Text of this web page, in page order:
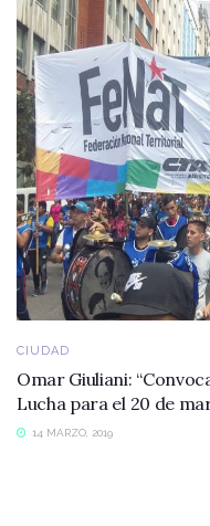
CIUDAD
Omar Giuliani:
Lucha para el 20 de
14 MARZO, 2019